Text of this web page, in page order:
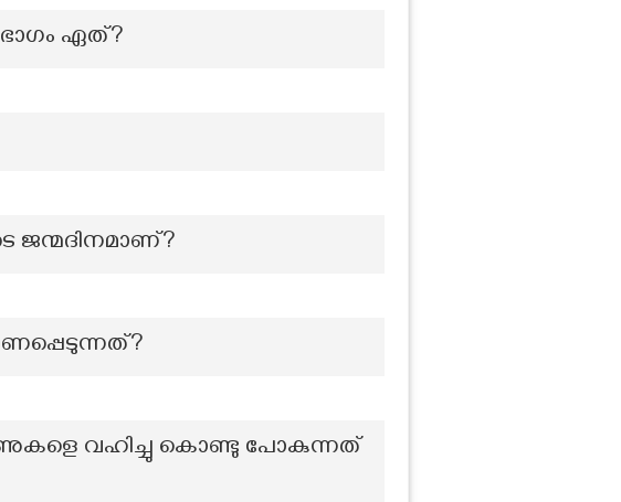
ഏത്?
ജന്മദിനമാണ്?
വഹിച്ചു കൊണ്ടു പോകുന്നത്